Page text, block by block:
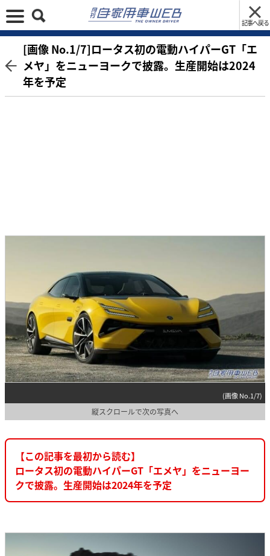
記事へ戻る
[画像 No.1/7]ロータス初の電動ハイパーGT「エ
メヤ」をニューヨークで披露。生産開始は2024
年を予定
(画像 No.1/7)
縦スクロールで次の写真へ
【この記事を最初から読む】
ロータス初の電動ハイパーGT「エメヤ」をニューヨー
クで披露。生産開始は2024年を予定